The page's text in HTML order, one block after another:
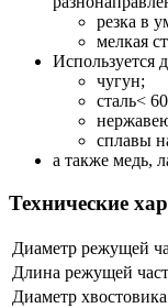
резка в
мелкая
Используется
чугун;
сталь<
сплавы
а также медь,
Технические
Диаметр режущей
Длина режущей
Диаметр